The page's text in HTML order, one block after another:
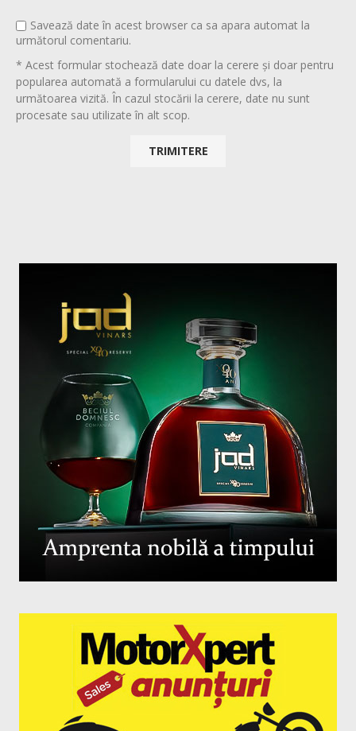
Savează date în acest browser ca sa apara automat la
următorul comentariu.
* Acest formular stochează date doar la cerere și doar pentru
popularea automată a formularului cu datele dvs, la
următoarea vizită. În cazul stocării la cerere, date nu sunt
procesate sau utilizate în alt scop.